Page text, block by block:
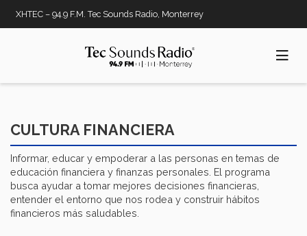
XHTEC – 94.9 F.M. Tec Sounds Radio, Monterrey
CULTURA FINANCIERA
Informar, educar y empoderar a las personas en temas de
educación financiera y finanzas personales. El programa
busca ayudar a tomar mejores decisiones financieras,
entender el entorno que nos rodea y construir hábitos
financieros más saludables.